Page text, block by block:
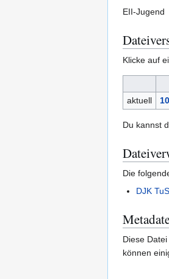
EII-Jugend
Klicke auf
aktuell
Du kannst
Die
DJK
Diese
können